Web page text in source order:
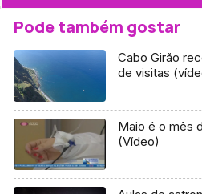
Pode também gostar
Cabo Girão
de visitas
Maio é o mês
(Vídeo)